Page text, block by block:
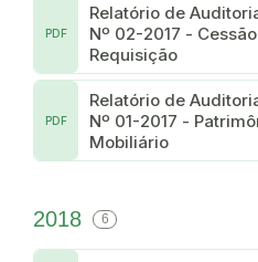
Relatório de
Nº 02-2017 -
Requisição
PDF
Relatório de
Nº 01-2017 -
Mobiliário
PDF
2018 6